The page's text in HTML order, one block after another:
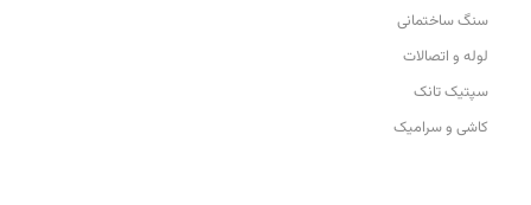
سنگ ساختمانی
لوله و اتصالات
سپتیک تانک
کاشی و سرامیک